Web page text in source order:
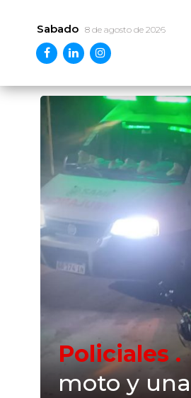
Sabado 8 de agosto de 2026
Policiales .
moto y